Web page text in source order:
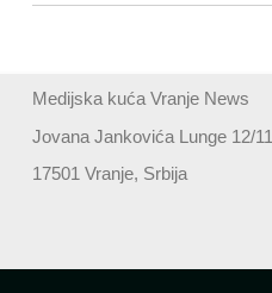
Medijska kuća Vranje News
Jovana Jankovića Lunge 12/11
17501 Vranje, Srbija